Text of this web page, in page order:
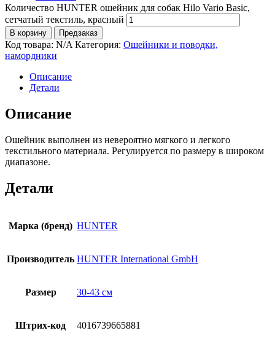
Количество HUNTER ошейник для собак Hilo Vario Basic,
сетчатый текстиль, красный
В корзину Предзаказ
Код товара: N/A Категория: Ошейники и поводки,
намордники
Описание
Детали
Описание
Ошейник выполнен из невероятно мягкого и легкого
текстильного материала. Регулируется по размеру в широком
диапазоне.
Детали
Марка (бренд) HUNTER
Производитель HUNTER International GmbH
Размер 30-43 см
Штрих-код 4016739665881